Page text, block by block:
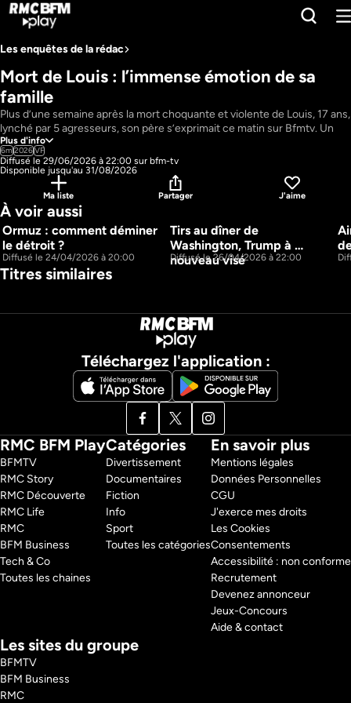
Les enquêtes de la rédac
Mort de Louis : l’immense émotion de sa
famille
Plus d’une semaine après la mort choquante et violente de Louis, 17 ans,
lynché par 5 agresseurs, son père s’exprimait ce matin sur Bfmtv. Un
témoignage empli d’une profonde émotion mais aussi de question.
Pourquoi son fils a-t-il été attiré dans un piège mortel ? La justice a-t-
elle dysfonctionné, aurait-elle pu mieux protéger l’adolescent ?
France
Présentateur : Stéphanie Zenati, Raphaël Redon, Simon terrassier,
Bertrand Séguier
Plus d'info
6m2026VF
Diffusé le 29/06/2026 à 22:00 sur bfm-tv
Disponible jusqu'au 31/08/2026
Ma liste Partager J'aime
À voir aussi
4m
Ormuz : comment déminer
le détroit ?
Diffusé le 24/04/2026 à 20:00
Tirs au dîner de
Washington, Trump à
nouveau visé
Diffusé le 26/04/2026 à 22:00
Titres similaires
Téléchargez l'application :
RMC BFM Play
BFMTV
RMC Story
RMC Découverte
RMC Life
RMC
BFM Business
Tech & Co
Toutes les chaines
Catégories
Divertissement
Documentaires
Fiction
Info
Sport
Toutes les catégories
En savoir plus
Mentions légales
Données Personnelles
CGU
J'exerce mes droits
Les Cookies
Consentements
Accessibilité : non conforme
Recrutement
Devenez annonceur
Jeux-Concours
Aide & contact
Les sites du groupe
BFMTV
BFM Business
RMC